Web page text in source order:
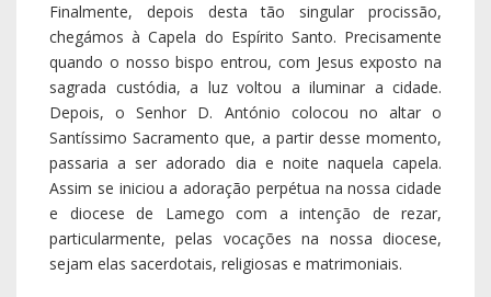
Finalmente, depois desta tão singular procissão,
chegámos à Capela do Espírito Santo. Precisamente
quando o nosso bispo entrou, com Jesus exposto na
sagrada custódia, a luz voltou a iluminar a cidade.
Depois, o Senhor D. António colocou no altar o
Santíssimo Sacramento que, a partir desse momento,
passaria a ser adorado dia e noite naquela capela.
Assim se iniciou a adoração perpétua na nossa cidade
e diocese de Lamego com a intenção de rezar,
particularmente, pelas vocações na nossa diocese,
sejam elas sacerdotais, religiosas e matrimoniais.